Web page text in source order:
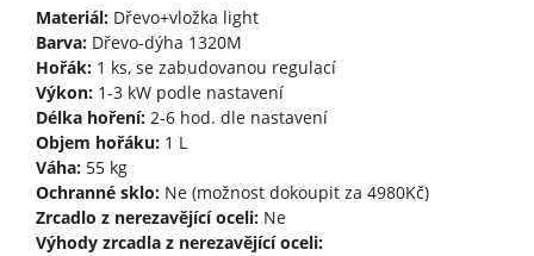
Materiál:Dřevo+vložka light
Barva:Dřevo-dýha 1320M
Hořák:1 ks, se zabudovanou regulací
Výkon:1-3 kW podle nastavení
Délka hoření:2-6 hod. dle nastavení
Objem hořáku:1 L
Váha:55 kg
Ochranné sklo:Ne (možnost dokoupit za 4980Kč)
Zrcadlo z nerezavějící oceli:Ne
Výhody zrcadla z nerezavějící oceli: